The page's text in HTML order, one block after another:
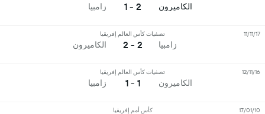
الكاميرون 2 - 1 زامبيا
زامبيا
تصفيات كأس العالم إفريقيا
2 - 2 الكاميرون
11/11/17
الكاميرون
تصفيات كأس العالم إفريقيا
1 - 1 زامبيا
12/11/16
كأس أمم إفريقيا 17/01/10